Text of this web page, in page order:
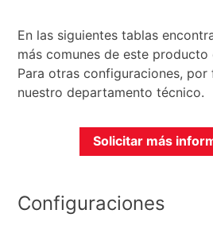
En las siguientes tablas
más comunes de este producto
Para otras configuraciones,
nuestro departamento técnico.
Solicitar más
Configuraciones